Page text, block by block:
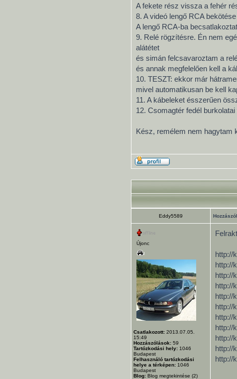
A fekete rész vissza a fehér
8. A videó lengő RCA
A lengő RCA-ba
9. Relé rögzítésre. Én nem
alátétet
és simán felcsavaroztam a
és annak megfelelően kell a
10. TESZT: ekkor már
mivel automatikusan be kell
11. A kábeleket ésszerűen
12. Csomagtér fedél
Kész, remélem nem hagytam
Eddy5589
Újonc
Csatlakozott: 2013.07.05.
15:49
Hozzászólások: 59
Tartózkodási hely: 1046
Budapest
Felhasználó tartózkodási
helye a térképen: 1046
Budapest
Blog: Blog megtekintése (2)
http://
http://
http://
http://
http://
http://
http://
http://
http://
http://
http://